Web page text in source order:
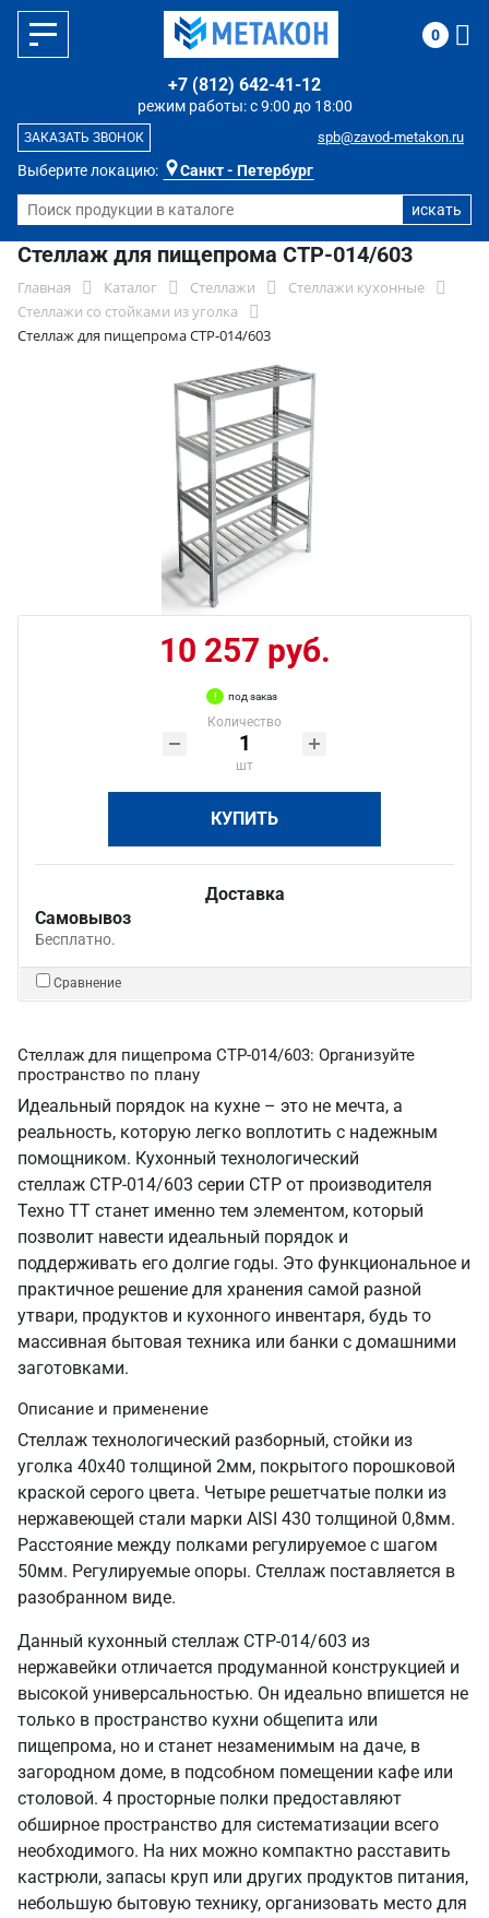
Выберите локацию: Санкт - Петербург
режим работы: с 9:00 до 18:00
+7 (812) 642-41-12
spb@zavod-metakon.ru
ЗАКАЗАТЬ ЗВОНОК
0
Стеллаж для пищепрома СТР-014/603
Главная Каталог Стеллажи
Стеллажи кухонные
Стеллажи со стойками из уголка
Стеллаж для пищепрома СТР-014/603
10 257 руб.
под заказ
Количество
шт
КУПИТЬ
Доставка
Самовывоз
Бесплатно.
Сравнение
Стеллаж для пищепрома СТР-014/603: Организуйте
пространство по плану
Идеальный порядок на кухне – это не мечта, а
реальность, которую легко воплотить с надежным
помощником. Кухонный технологический
стеллаж СТР-014/603 серии СТР от производителя
Техно ТТ станет именно тем элементом, который
позволит навести идеальный порядок и
поддерживать его долгие годы. Это функциональное и
практичное решение для хранения самой разной
утвари, продуктов и кухонного инвентаря, будь то
массивная бытовая техника или банки с домашними
заготовками.
Описание и применение
Стеллаж технологический разборный, стойки из
уголка 40х40 толщиной 2мм, покрытого порошковой
краской серого цвета. Четыре решетчатые полки из
нержавеющей стали марки AISI 430 толщиной 0,8мм.
Расстояние между полками регулируемое с шагом
50мм. Регулируемые опоры. Стеллаж поставляется в
разобранном виде.
Данный кухонный стеллаж СТР-014/603 из
нержавейки отличается продуманной конструкцией и
высокой универсальностью. Он идеально впишется не
только в пространство кухни общепита или
пищепрома, но и станет незаменимым на даче, в
загородном доме, в подсобном помещении кафе или
столовой. 4 просторные полки предоставляют
обширное пространство для систематизации всего
необходимого. На них можно компактно расставить
кастрюли, запасы круп или других продуктов питания,
небольшую бытовую технику, организовать место для